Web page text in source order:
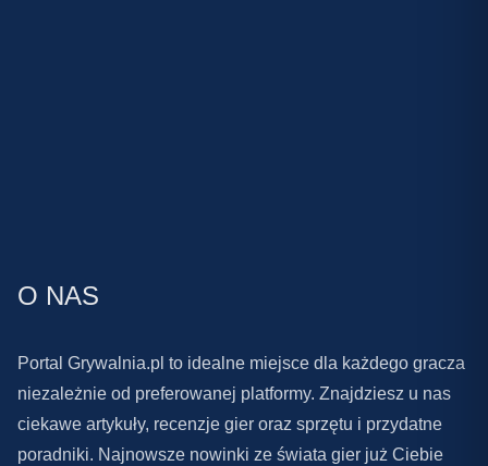
O NAS
Portal Grywalnia.pl to idealne miejsce dla każdego gracza
niezależnie od preferowanej platformy. Znajdziesz u nas
ciekawe artykuły, recenzje gier oraz sprzętu i przydatne
poradniki. Najnowsze nowinki ze świata gier już Ciebie